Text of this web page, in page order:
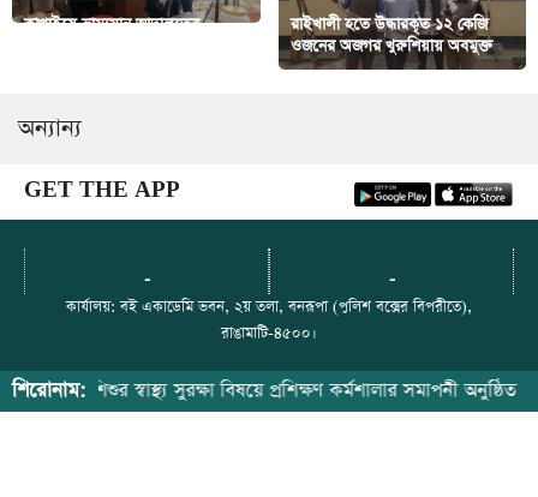
কাপ্তাইয়ে ভ্রাম্যমান আদালতের
রাইখালী হতে উদ্ধারকৃত ১২ কেজি
ওজনের অজগর খুরুশিয়ায় অবমুক্ত
অন্যান্য
GET THE APP
- -
কার্যালয়: বই একাডেমি ভবন, ২য় তলা, বনরূপা (পুলিশ বক্সের বিপরীতে),
রাঙামাটি-৪৫০০।
যোগাযোগ: ০১৮ ১২- ৯০ ৭৯ ৬৫
শিরোনাম:
ও শিশুর স্বাস্থ্য সুরক্ষা বিষয়ে প্রশিক্ষণ কর্মশালার সমাপনী অনুষ্ঠিত